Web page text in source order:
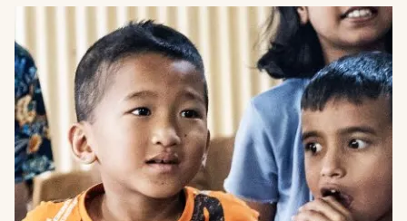
VERANDEREN
LEVENS
IN
MADAGASKAR